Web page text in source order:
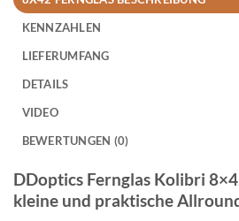
KENNZAHLEN
LIEFERUMFANG
DETAILS
VIDEO
BEWERTUNGEN (0)
DDoptics Fernglas Kolibri
kleine und praktische